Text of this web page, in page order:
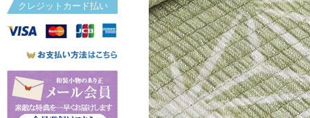
クレジットカード払い